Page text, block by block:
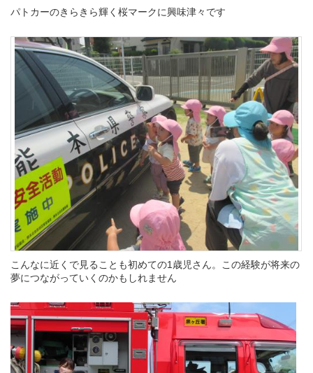
パトカーのきらきら輝く桜マークに興味津々です
こんなに近くで見ることも初めての1歳児さん。この経験が将来の
夢につながっていくのかもしれません